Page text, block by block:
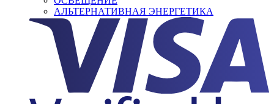
АЛЬТЕРНАТИВНАЯ ЭНЕРГЕТИКА